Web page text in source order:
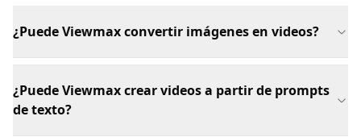
¿Puede Viewmax convertir imágenes en videos?
¿Puede Viewmax crear videos a partir de prompts
de texto?